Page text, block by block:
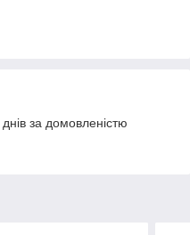
за домовленістю